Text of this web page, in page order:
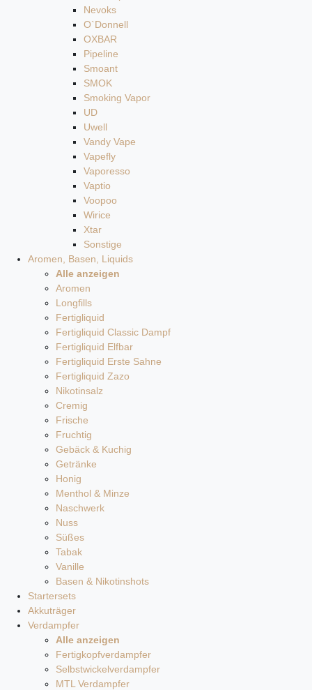
Nevoks
O`Donnell
OXBAR
Pipeline
Smoant
SMOK
Smoking Vapor
UD
Uwell
Vandy Vape
Vapefly
Vaporesso
Vaptio
Voopoo
Wirice
Xtar
Sonstige
Aromen, Basen, Liquids
Alle anzeigen
Aromen
Longfills
Fertigliquid
Fertigliquid Classic Dampf
Fertigliquid Elfbar
Fertigliquid Erste Sahne
Fertigliquid Zazo
Nikotinsalz
Cremig
Frische
Fruchtig
Gebäck & Kuchig
Getränke
Honig
Menthol & Minze
Naschwerk
Nuss
Süßes
Tabak
Vanille
Basen & Nikotinshots
Startersets
Akkuträger
Verdampfer
Alle anzeigen
Fertigkopfverdampfer
Selbstwickelverdampfer
MTL Verdampfer